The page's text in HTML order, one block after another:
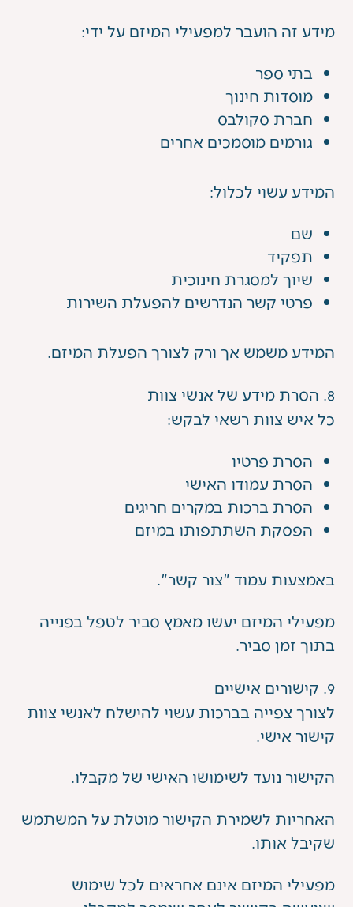
מידע זה הועבר למפעילי המיזם על ידי:
בתי ספר
מוסדות חינוך
חברת סקולבס
גורמים מוסמכים אחרים
המידע עשוי לכלול:
שם
תפקיד
שיוך למסגרת חינוכית
פרטי קשר הנדרשים להפעלת השירות
המידע משמש אך ורק לצורך הפעלת המיזם.
8. הסרת מידע של אנשי צוות
כל איש צוות רשאי לבקש:
הסרת פרטיו
הסרת עמודו האישי
הסרת ברכות במקרים חריגים
הפסקת השתתפותו במיזם
באמצעות עמוד "צור קשר".
מפעילי המיזם יעשו מאמץ סביר לטפל בפנייה
בתוך זמן סביר.
9. קישורים אישיים
לצורך צפייה בברכות עשוי להישלח לאנשי צוות
קישור אישי.
הקישור נועד לשימושו האישי של מקבלו.
האחריות לשמירת הקישור מוטלת על המשתמש
שקיבל אותו.
מפעילי המיזם אינם אחראים לכל שימוש